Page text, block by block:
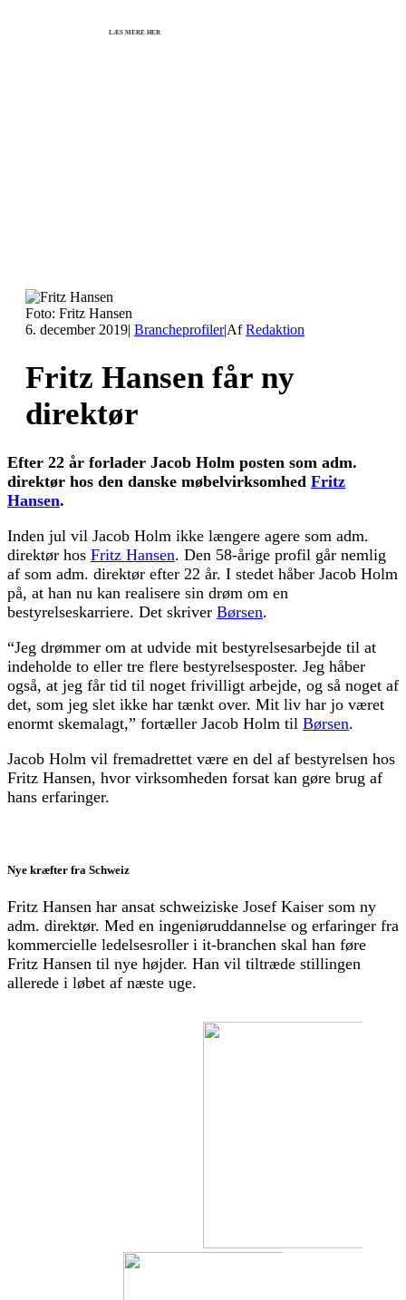
LÆS MERE HER
Foto: Fritz Hansen
6. december 2019 Brancheprofiler|AfRedaktion
Fritz Hansen får ny
direktør
Efter 22 år forlader Jacob Holm posten som adm.
direktør hos den danske møbelvirksomhed Fritz
Hansen.
Inden jul vil Jacob Holm ikke længere agere som adm.
direktør hos Fritz Hansen. Den 58-årige profil går nemlig
af som adm. direktør efter 22 år. I stedet håber Jacob Holm
på, at han nu kan realisere sin drøm om en
bestyrelseskarriere. Det skriver Børsen.
“Jeg drømmer om at udvide mit bestyrelsesarbejde til at
indeholde to eller tre flere bestyrelsesposter. Jeg håber
også, at jeg får tid til noget frivilligt arbejde, og så noget af
det, som jeg slet ikke har tænkt over. Mit liv har jo været
enormt skemalagt,” fortæller Jacob Holm til Børsen.
Jacob Holm vil fremadrettet være en del af bestyrelsen hos
Fritz Hansen, hvor virksomheden forsat kan gøre brug af
hans erfaringer.
Nye kræfter fra Schweiz
Fritz Hansen har ansat schweiziske Josef Kaiser som ny
adm. direktør. Med en ingeniøruddannelse og erfaringer fra
kommercielle ledelsesroller i it-branchen skal han føre
Fritz Hansen til nye højder. Han vil tiltræde stillingen
allerede i løbet af næste uge.